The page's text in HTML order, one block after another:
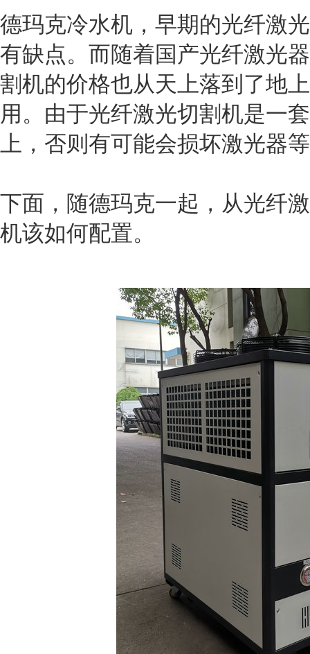
德玛克冷水机， 早期的光纤激
有缺点。而随着国产光纤激光
割机的价格也从天上落到了地
用。由于光纤激光切割机是一
上，否则有可能会损坏激光器
下面，随德玛克一起，从光纤
机该如何配置。